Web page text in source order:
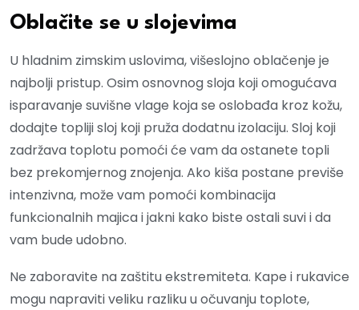
Oblačite se u slojevima
U hladnim zimskim uslovima, višeslojno oblačenje je
najbolji pristup. Osim osnovnog sloja koji omogućava
isparavanje suvišne vlage koja se oslobađa kroz kožu,
dodajte topliji sloj koji pruža dodatnu izolaciju. Sloj koji
zadržava toplotu pomoći će vam da ostanete topli
bez prekomjernog znojenja. Ako kiša postane previše
intenzivna, može vam pomoći kombinacija
funkcionalnih majica i jakni kako biste ostali suvi i da
vam bude udobno.
Ne zaboravite na zaštitu ekstremiteta. Kape i rukavice
mogu napraviti veliku razliku u očuvanju toplote,